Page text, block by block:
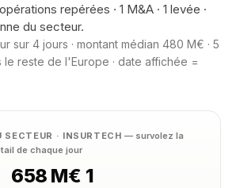
opérations repérées · 1 M&A · 1 levée ·
du secteur.
sur 4 jours · montant médian 480 M€ · 5
le reste de l'Europe · date affichée =
SECTEUR · INSURTECH— survolez la
de chaque jour
658 M€ 1